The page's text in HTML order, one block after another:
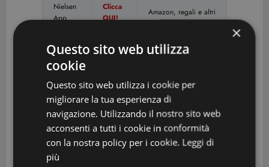
Nielsen
App
Clicca
QUI!
Amazon, regali e altri
Eurisko
QUI!
spesa
Mobile
Lifepoint
Clicca
QUI!
Buoni regalo, PayPal e
altro ancora
Nielsen
Home
Scan
Clicca
QUI!
Regali dal catalogo
×
Questo sito web utilizza
cookie
Questo sito web utilizza i cookie per
migliorare la tua esperienza di
navigazione. Utilizzando il nostro sito web
acconsenti a tutti i cookie in conformità
con la nostra policy per i cookie. Leggi di
più